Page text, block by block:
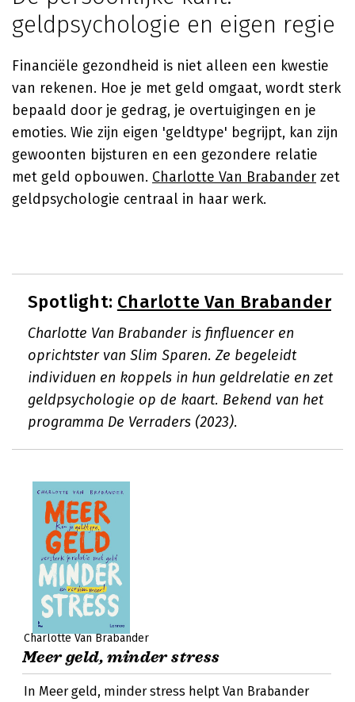
geldpsychologie en eigen regie
Financiële gezondheid is niet alleen een kwestie
van rekenen. Hoe je met geld omgaat, wordt sterk
bepaald door je gedrag, je overtuigingen en je
emoties. Wie zijn eigen 'geldtype' begrijpt, kan zijn
gewoonten bijsturen en een gezondere relatie
met geld opbouwen. Charlotte Van Brabander zet
geldpsychologie centraal in haar werk.
Spotlight: Charlotte Van Brabander
Charlotte Van Brabander is finfluencer en
oprichtster van Slim Sparen. Ze begeleidt
individuen en koppels in hun geldrelatie en zet
geldpsychologie op de kaart. Bekend van het
programma De Verraders (2023).
Charlotte Van Brabander
Meer geld, minder stress
In Meer geld, minder stress helpt Van Brabander